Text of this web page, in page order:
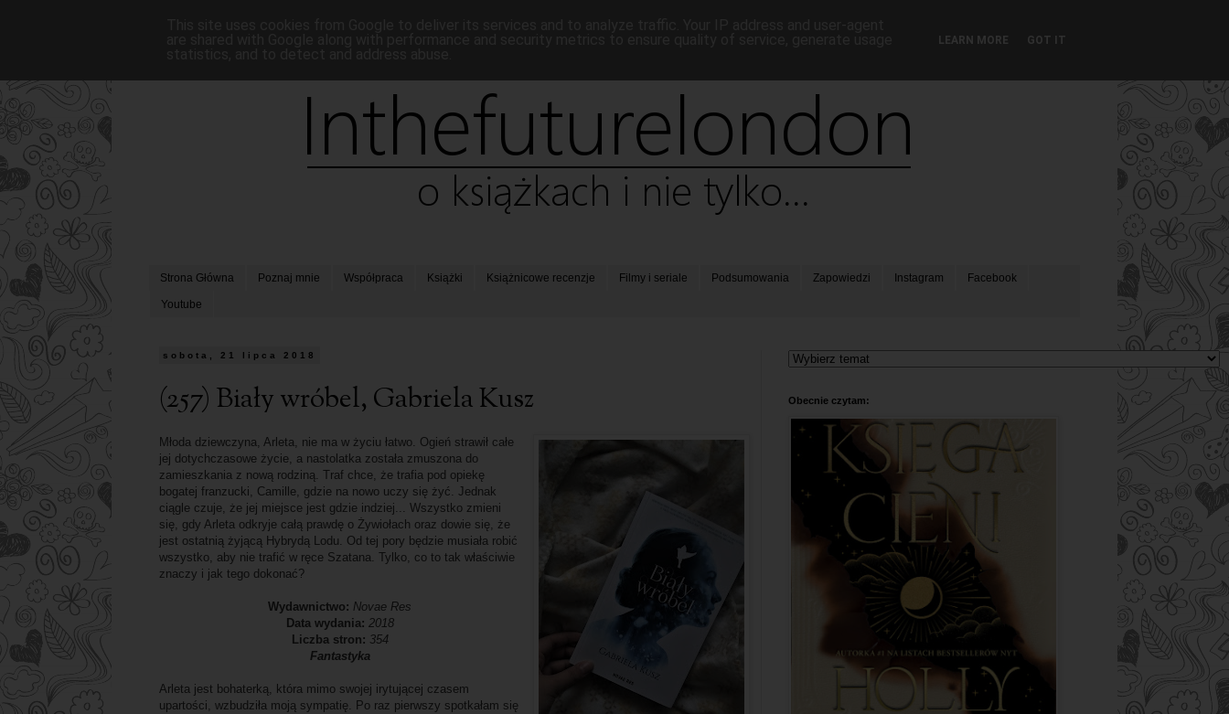
Strona Główna Poznaj mnie Współpraca Książki Książnicowe recenzje Filmy i seriale Podsumowania Zapowiedzi Instagram Facebook
Youtube
sobota, 21 lipca 2018
(257) Biały wróbel, Gabriela Kusz
Młoda dziewczyna, Arleta, nie ma w życiu łatwo. Ogień strawił całe
jej dotychczasowe życie, a nastolatka została zmuszona do
zamieszkania z nową rodziną. Traf chce, że trafia pod opiekę
bogatej franzucki, Camille, gdzie na nowo uczy się żyć. Jednak
ciągle czuje, że jej miejsce jest gdzie indziej... Wszystko zmieni
się, gdy Arleta odkryje całą prawdę o Żywiołach oraz dowie się, że
jest ostatnią żyjącą Hybrydą Lodu. Od tej pory będzie musiała robić
wszystko, aby nie trafić w ręce Szatana. Tylko, co to tak właściwie
znaczy i jak tego dokonać?
Wydawnictwo: Novae Res
Data wydania: 2018
Liczba stron: 354
Fantastyka
Arleta jest bohaterką, która mimo swojej irytującej czasem
upartości, wzbudziła moją sympatię. Po raz pierwszy spotkałam się
Obecnie czytam:
LEARN MORE GOT IT